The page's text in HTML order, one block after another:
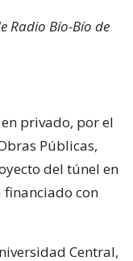
Radio Bío-Bío de
privado, por el
Públicas,
del túnel en
financiado con
Central,